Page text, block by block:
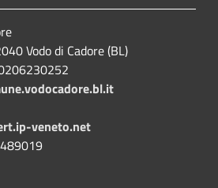
Vodo di Cadore (BL)
veneto.net